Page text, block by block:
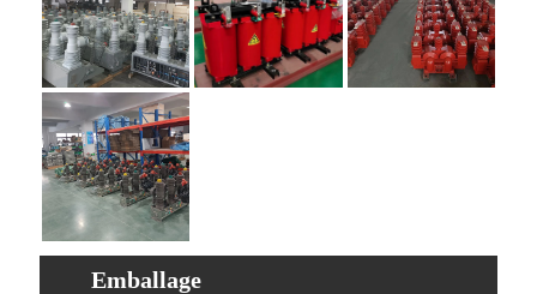
Emballage